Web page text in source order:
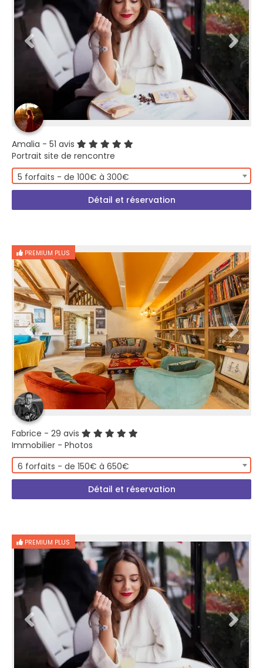
Amalia - 51 avis
Portrait site de rencontre
5 forfaits - de 100€ à 300€
Détail et réservation
PREMIUM PLUS
Fabrice - 29 avis
Immobilier - Photos
6 forfaits - de 150€ à 650€
Détail et réservation
PREMIUM PLUS